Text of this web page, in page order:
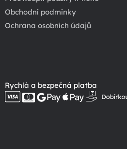
Obchodní podmínky
Ochrana osobních údajů
Rychlá a bezpečná platba